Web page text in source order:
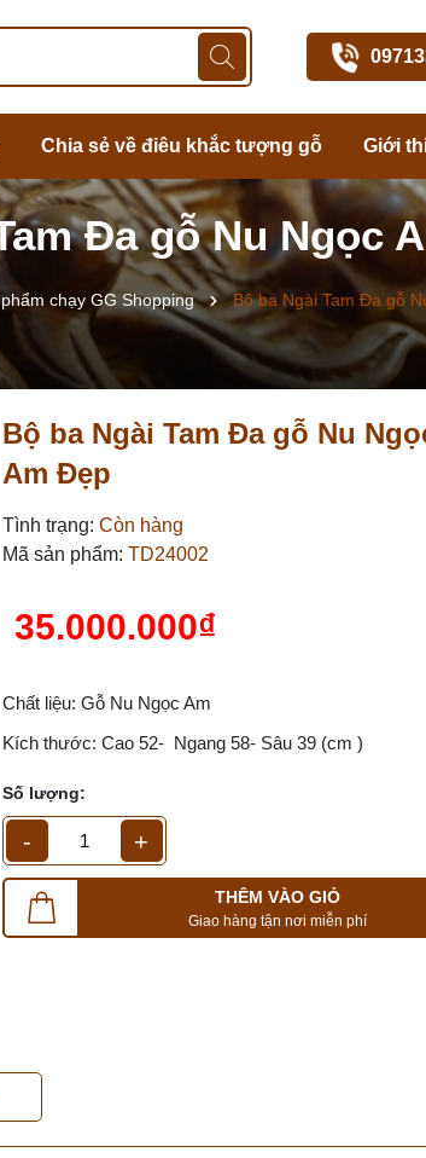
Chia sẻ về điêu khắc tượng gỗ Giới
Đa gỗ Nu Ngọc
chạy GG Shopping Bộ ba Ngài Tam Đa gỗ
Bộ ba Ngài Tam Đa gỗ Nu
Am Đẹp
Tình trạng: Còn hàng
Mã sản phẩm: TD24002
35.000.000₫
Chất liệu: Gỗ Nu Ngọc Am
Kích thước: Cao 52- Ngang 58- Sâu 39 (cm )
Số lượng:
- +
THÊM VÀO GIỎ
Giao hàng tận nơi miễn phí